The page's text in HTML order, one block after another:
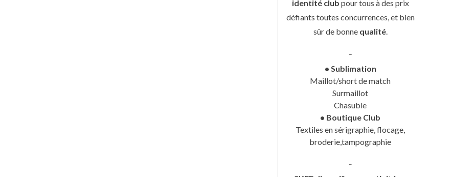
identité club pour tous à des prix
défiants toutes concurrences, et bien
sûr de bonne qualité.
˜
• Sublimation
Maillot/short de match
Surmaillot
Chasuble
• Boutique Club
Textiles en sérigraphie, flocage,
broderie,tampographie
˜